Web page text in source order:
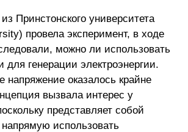
Принстонского университета
провела эксперимент, в ходе
можно ли использовать
генерации электроэнергии.
напряжение оказалось крайне
вызвала интерес у
представляет собой
использовать